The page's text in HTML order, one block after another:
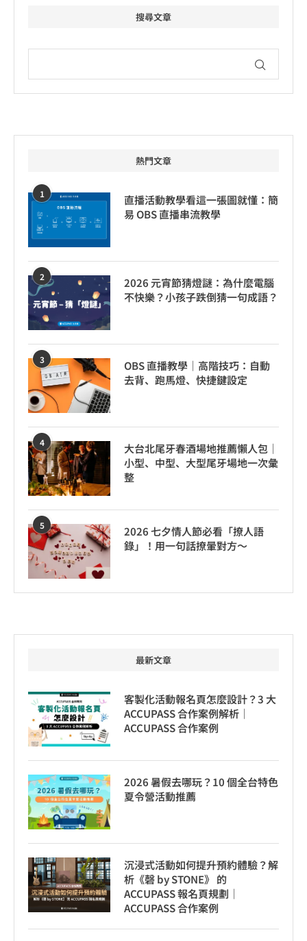
搜尋文章
熱門文章
1
直播活動教學看這一張圖就懂：簡
易 OBS 直播串流教學
2
2026 元宵節猜燈謎：為什麼電腦
不快樂？小孩子跌倒猜一句成語？
3
OBS 直播教學｜高階技巧：自動
去背、跑馬燈、快捷鍵設定
4
大台北尾牙春酒場地推薦懶人包｜
小型、中型、大型尾牙場地一次彙
整
5
2026 七夕情人節必看「撩人語
錄」！用一句話撩暈對方～
最新文章
客製化活動報名頁怎麼設計？3 大
ACCUPASS 合作案例解析｜
ACCUPASS 合作案例
2026 暑假去哪玩？10 個全台特色
夏令營活動推薦
沉浸式活動如何提升預約體驗？解
析《磬 by STONE》 的
ACCUPASS 報名頁規劃｜
ACCUPASS 合作案例